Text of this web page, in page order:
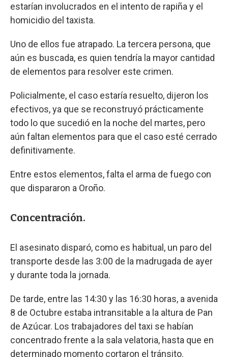
estarían involucrados en el intento de rapiña y el
homicidio del taxista.
Uno de ellos fue atrapado. La tercera persona, que
aún es buscada, es quien tendría la mayor cantidad
de elementos para resolver este crimen.
Policialmente, el caso estaría resuelto, dijeron los
efectivos, ya que se reconstruyó prácticamente
todo lo que sucedió en la noche del martes, pero
aún faltan elementos para que el caso esté cerrado
definitivamente.
Entre estos elementos, falta el arma de fuego con
que dispararon a Oroño.
Concentración.
El asesinato disparó, como es habitual, un paro del
transporte desde las 3:00 de la madrugada de ayer
y durante toda la jornada.
De tarde, entre las 14:30 y las 16:30 horas, a avenida
8 de Octubre estaba intransitable a la altura de Pan
de Azúcar. Los trabajadores del taxi se habían
concentrado frente a la sala velatoria, hasta que en
determinado momento cortaron el tránsito.